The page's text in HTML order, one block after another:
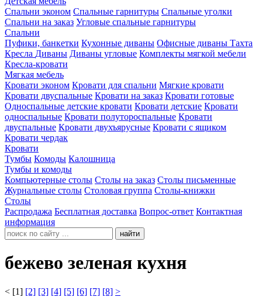
Спальни эконом Спальные гарнитуры Спальные уголки
Спальни на заказ Угловые спальные гарнитуры
Спальни
Пуфики, банкетки Кухонные диваны Офисные диваны Тахта
Кресла Диваны Диваны угловые Комплекты мягкой мебели
Кресла-кровати
Мягкая мебель
Кровати эконом Кровати для спальни Мягкие кровати
Кровати двуспальные Кровати на заказ Кровати готовые
Односпальные детские кровати Кровати детские Кровати
односпальные Кровати полутороспальные Кровати
двуспальные Кровати двухъярусные Кровати с ящиком
Кровати чердак
Кровати
Тумбы Комоды Калошница
Тумбы и комоды
Компьютерные столы Столы на заказ Столы письменные
Журнальные столы Столовая группа Столы-книжки
Столы
Распродажа Бесплатная доставка Вопрос-ответ Контактная
информация
найти
бежево зеленая кухня
< [1] [2] [3] [4] [5] [6] [7] [8] >